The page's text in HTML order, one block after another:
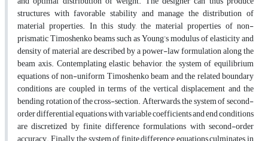
structures with favorable stability and manage the distribution of
material properties. In this study, the material properties of non-
prismatic Timoshenko beams such as Young’s modulus of elasticity and
density of material are described by a power-law formulation along the
beam axis. Contemplating elastic behavior, the system of equilibrium
equations of non-uniform Timoshenko beam and the related boundary
conditions are coupled in terms of the vertical displacement and the
bending rotation of the cross-section. Afterwards, the system of second-
order differential equations with variable coefficients and end conditions
are discretized by finite difference formulations with second-order